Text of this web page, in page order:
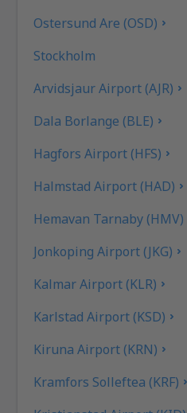
Ostersund Are (OSD)
Stockholm
Arvidsjaur Airport (AJR)
Dala Borlange (BLE)
Hagfors Airport (HFS)
Halmstad Airport (HAD)
Hemavan Tarnaby (HMV)
Jonkoping Airport (JKG)
Kalmar Airport (KLR)
Karlstad Airport (KSD)
Kiruna Airport (KRN)
Kramfors Solleftea (KRF)